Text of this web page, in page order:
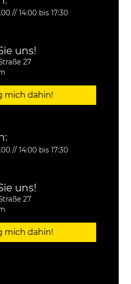
// 14:00 bis 17:30
uns!
27
mich dahin!
// 14:00 bis 17:30
uns!
27
mich dahin!